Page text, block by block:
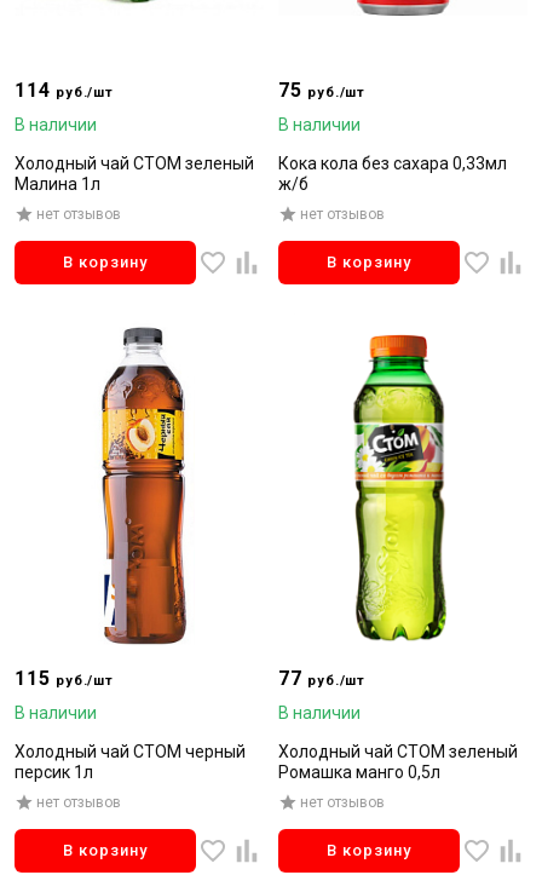
114 руб./шт
В наличии
Холодный чай СТОМ зеленый
Малина 1л
нет отзывов
В корзину
75 руб./шт
В наличии
Кока кола без сахара 0,33мл
ж/б
нет отзывов
В корзину
115 руб./шт
В наличии
Холодный чай СТОМ черный
персик 1л
нет отзывов
В корзину
77 руб./шт
В наличии
Холодный чай СТОМ зеленый
Ромашка манго 0,5л
нет отзывов
В корзину